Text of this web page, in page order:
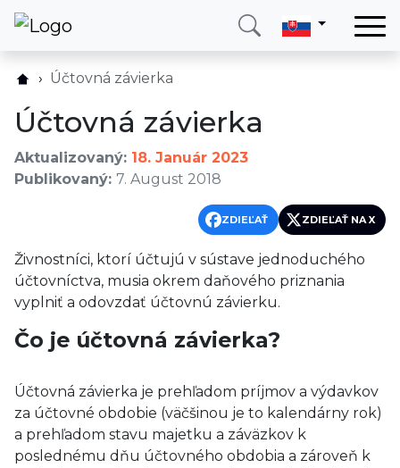
Krajina
O nás
Zavolajte mi Prihlásiť sa
Účtovná závierka
Účtovná závierka
Aktualizovaný: 18. Január 2023
Publikovaný: 7. August 2018
ZDIEĽAŤ ZDIEĽAŤ NA X
Živnostníci, ktorí účtujú v sústave jednoduchého
účtovníctva, musia okrem daňového priznania
vyplniť a odovzdať účtovnú závierku.
Čo je účtovná závierka?
Účtovná závierka je prehľadom príjmov a výdavkov
za účtovné obdobie (väčšinou je to kalendárny rok)
a prehľadom stavu majetku a záväzkov k
poslednému dňu účtovného obdobia a zároveň k